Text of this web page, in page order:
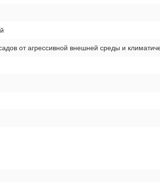
от агрессивной внешней среды и